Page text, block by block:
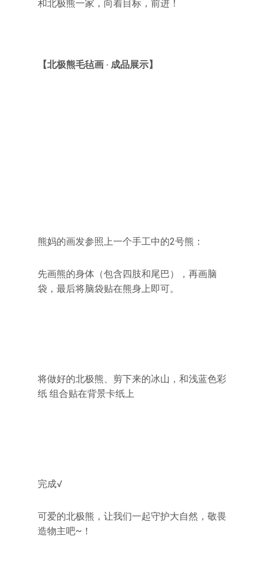
和北极熊一家，向着目标，前进！
【北极熊毛毡画 · 成品展示】
熊妈的画发参照上一个手工中的2号熊：
先画熊的身体（包含四肢和尾巴），再画脑
袋，最后将脑袋贴在熊身上即可。
将做好的北极熊、剪下来的冰山，和浅蓝色彩
纸 组合贴在背景卡纸上
完成√
可爱的北极熊，让我们一起守护大自然，敬畏
造物主吧~！